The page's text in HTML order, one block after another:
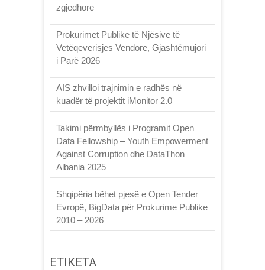
zgjedhore
Prokurimet Publike të Njësive të
Vetëqeverisjes Vendore, Gjashtëmujori
i Parë 2026
AIS zhvilloi trajnimin e radhës në
kuadër të projektit iMonitor 2.0
Takimi përmbyllës i Programit Open
Data Fellowship – Youth Empowerment
Against Corruption dhe DataThon
Albania 2025
Shqipëria bëhet pjesë e Open Tender
Evropë, BigData për Prokurime Publike
2010 – 2026
ETIKETA